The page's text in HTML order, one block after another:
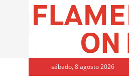
sábado, 8 agosto 2026